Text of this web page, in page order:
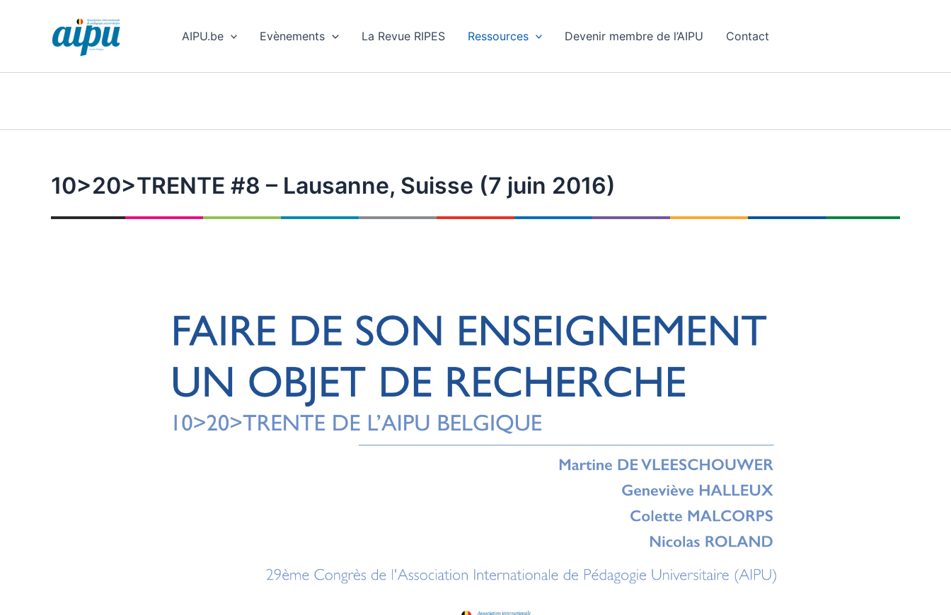
AIPU.be Evènements La Revue RIPES Ressources Devenir membre de l’AIPU Contact
10>20>TRENTE #8 – Lausanne, Suisse (7 juin 2016)